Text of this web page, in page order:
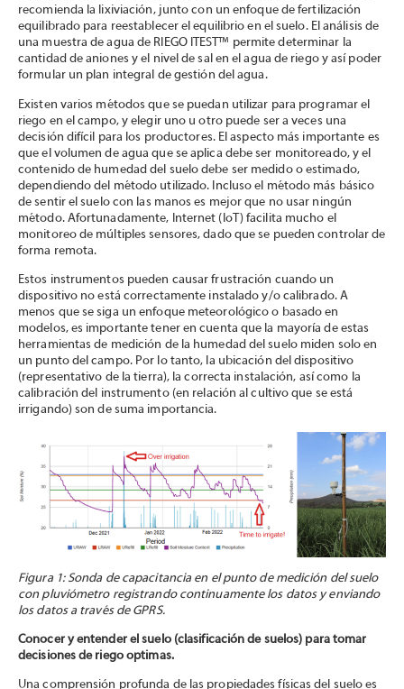
recomienda la lixiviación, junto con un enfoque de fertilización
equilibrado para reestablecer el equilibrio en el suelo. El análisis de
una muestra de agua de RIEGO ITEST™ permite determinar la
cantidad de aniones y el nivel de sal en el agua de riego y así poder
formular un plan integral de gestión del agua.
Existen varios métodos que se puedan utilizar para programar el
riego en el campo, y elegir uno u otro puede ser a veces una
decisión difícil para los productores. El aspecto más importante es
que el volumen de agua que se aplica debe ser monitoreado, y el
contenido de humedad del suelo debe ser medido o estimado,
dependiendo del método utilizado. Incluso el método más básico
de sentir el suelo con las manos es mejor que no usar ningún
método. Afortunadamente, Internet (IoT) facilita mucho el
monitoreo de múltiples sensores, dado que se pueden controlar de
forma remota.
Estos instrumentos pueden causar frustración cuando un
dispositivo no está correctamente instalado y/o calibrado. A
menos que se siga un enfoque meteorológico o basado en
modelos, es importante tener en cuenta que la mayoría de estas
herramientas de medición de la humedad del suelo miden solo en
un punto del campo. Por lo tanto, la ubicación del dispositivo
(representativo de la tierra), la correcta instalación, así como la
calibración del instrumento (en relación al cultivo que se está
irrigando) son de suma importancia.
Figura 1: Sonda de capacitancia en el punto de medición del suelo
con pluviómetro registrando continuamente los datos y enviando
los datos a través de GPRS.
Conocer y entender el suelo (clasificación de suelos) para tomar
decisiones de riego optimas.
Una comprensión profunda de las propiedades físicas del suelo es